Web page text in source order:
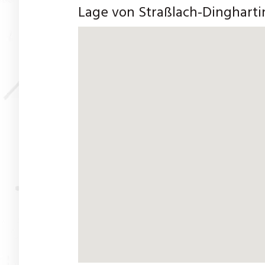
Lage von Straßlach-